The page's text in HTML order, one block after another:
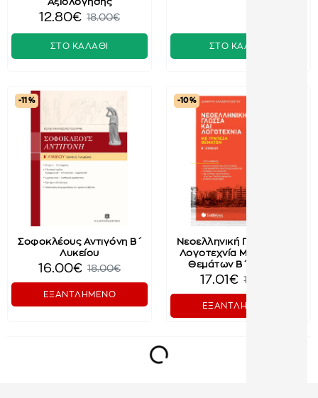
Αξιολόγησης
12.80€ 18.00€
ΣΤΟ ΚΑΛΑΘΙ ΣΤΟ ΚΑΛΑΘΙ
-11 %
Σοφοκλέους Αντιγόνη Β΄
Λυκείου
16.00€ 18.00€
ΕΞΑΝΤΛΗΜΕΝΟ
-10 %
Νεοελληνική Γλώσσα Και
Λογοτεχνία Με Τράπεζα
Θεμάτων Β΄ Λυκείου
17.01€ 18.90€
ΕΞΑΝΤΛΗΜΕΝΟ